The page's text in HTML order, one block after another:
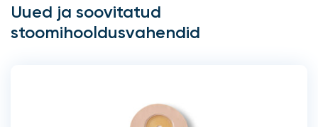
Uued ja soovitatud
stoomihooldusvahendid